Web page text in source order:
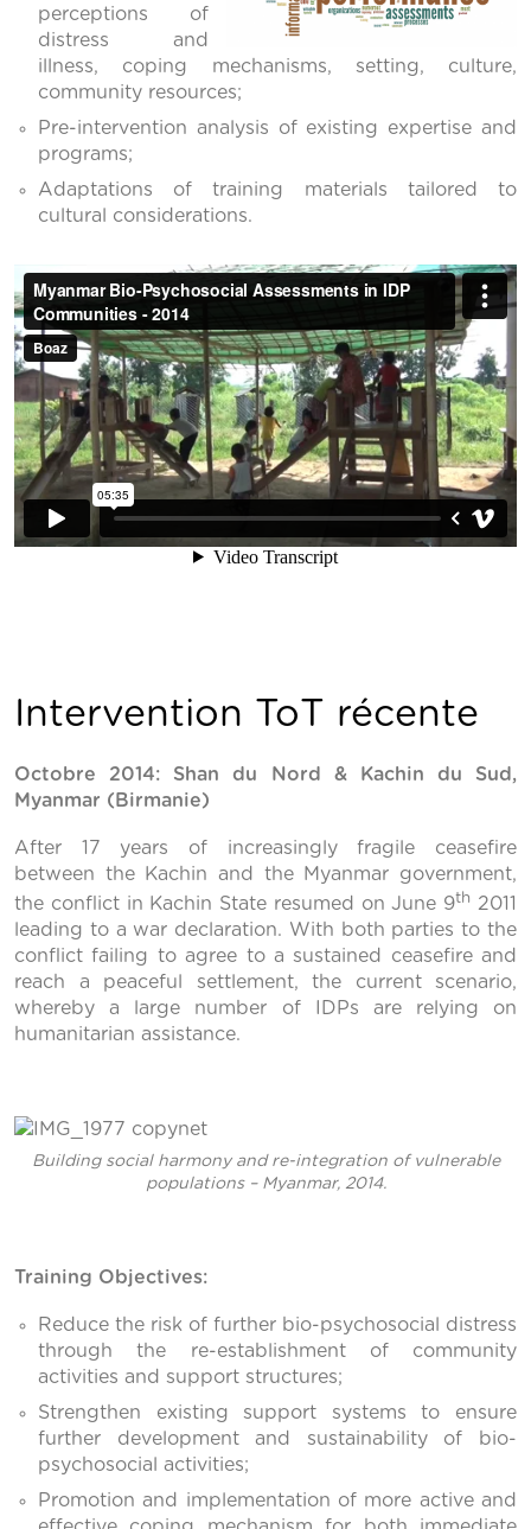
perceptions of
distress and
illness, coping mechanisms, setting, culture,
community resources;
Pre-intervention analysis of existing expertise and
programs;
Adaptations of training materials tailored to
cultural considerations.
Intervention ToT récente
Octobre 2014: Shan du Nord & Kachin du Sud,
Myanmar (Birmanie)
After 17 years of increasingly fragile ceasefire
between the Kachin and the Myanmar government,
the conflict in Kachin State resumed on June 9th 2011
leading to a war declaration. With both parties to the
conflict failing to agree to a sustained ceasefire and
reach a peaceful settlement, the current scenario,
whereby a large number of IDPs are relying on
humanitarian assistance.
Building social harmony and re-integration of vulnerable
populations – Myanmar, 2014.
Training Objectives:
Reduce the risk of further bio-psychosocial distress
through the re-establishment of community
activities and support structures;
Strengthen existing support systems to ensure
further development and sustainability of bio-
psychosocial activities;
Promotion and implementation of more active and